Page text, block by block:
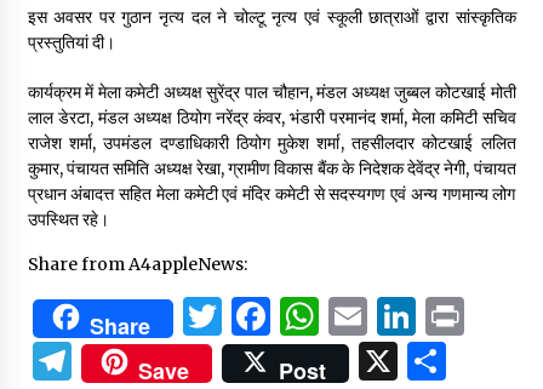
इस अवसर पर गुठान नृत्य दल ने चोल्टू नृत्य एवं स्कूली छात्राओं द्वारा सांस्कृतिक
प्रस्तुतियां दी।
कार्यक्रम में मेला कमेटी अध्यक्ष सुरेंद्र पाल चौहान, मंडल अध्यक्ष जुब्बल कोटखाई मोती
लाल डेरटा, मंडल अध्यक्ष ठियोग नरेंद्र कंवर, भंडारी परमानंद शर्मा, मेला कमिटी सचिव
राजेश शर्मा, उपमंडल दण्डाधिकारी ठियोग मुकेश शर्मा, तहसीलदार कोटखाई ललित
कुमार, पंचायत समिति अध्यक्ष रेखा, ग्रामीण विकास बैंक के निदेशक देवेंद्र नेगी, पंचायत
प्रधान अंबादत्त सहित मेला कमेटी एवं मंदिर कमेटी से सदस्यगण एवं अन्य गणमान्य लोग
उपस्थित रहे।
Share from A4appleNews:
Share Twitter
Facebook
WhatsApp
Email
Telegram
Save Post X